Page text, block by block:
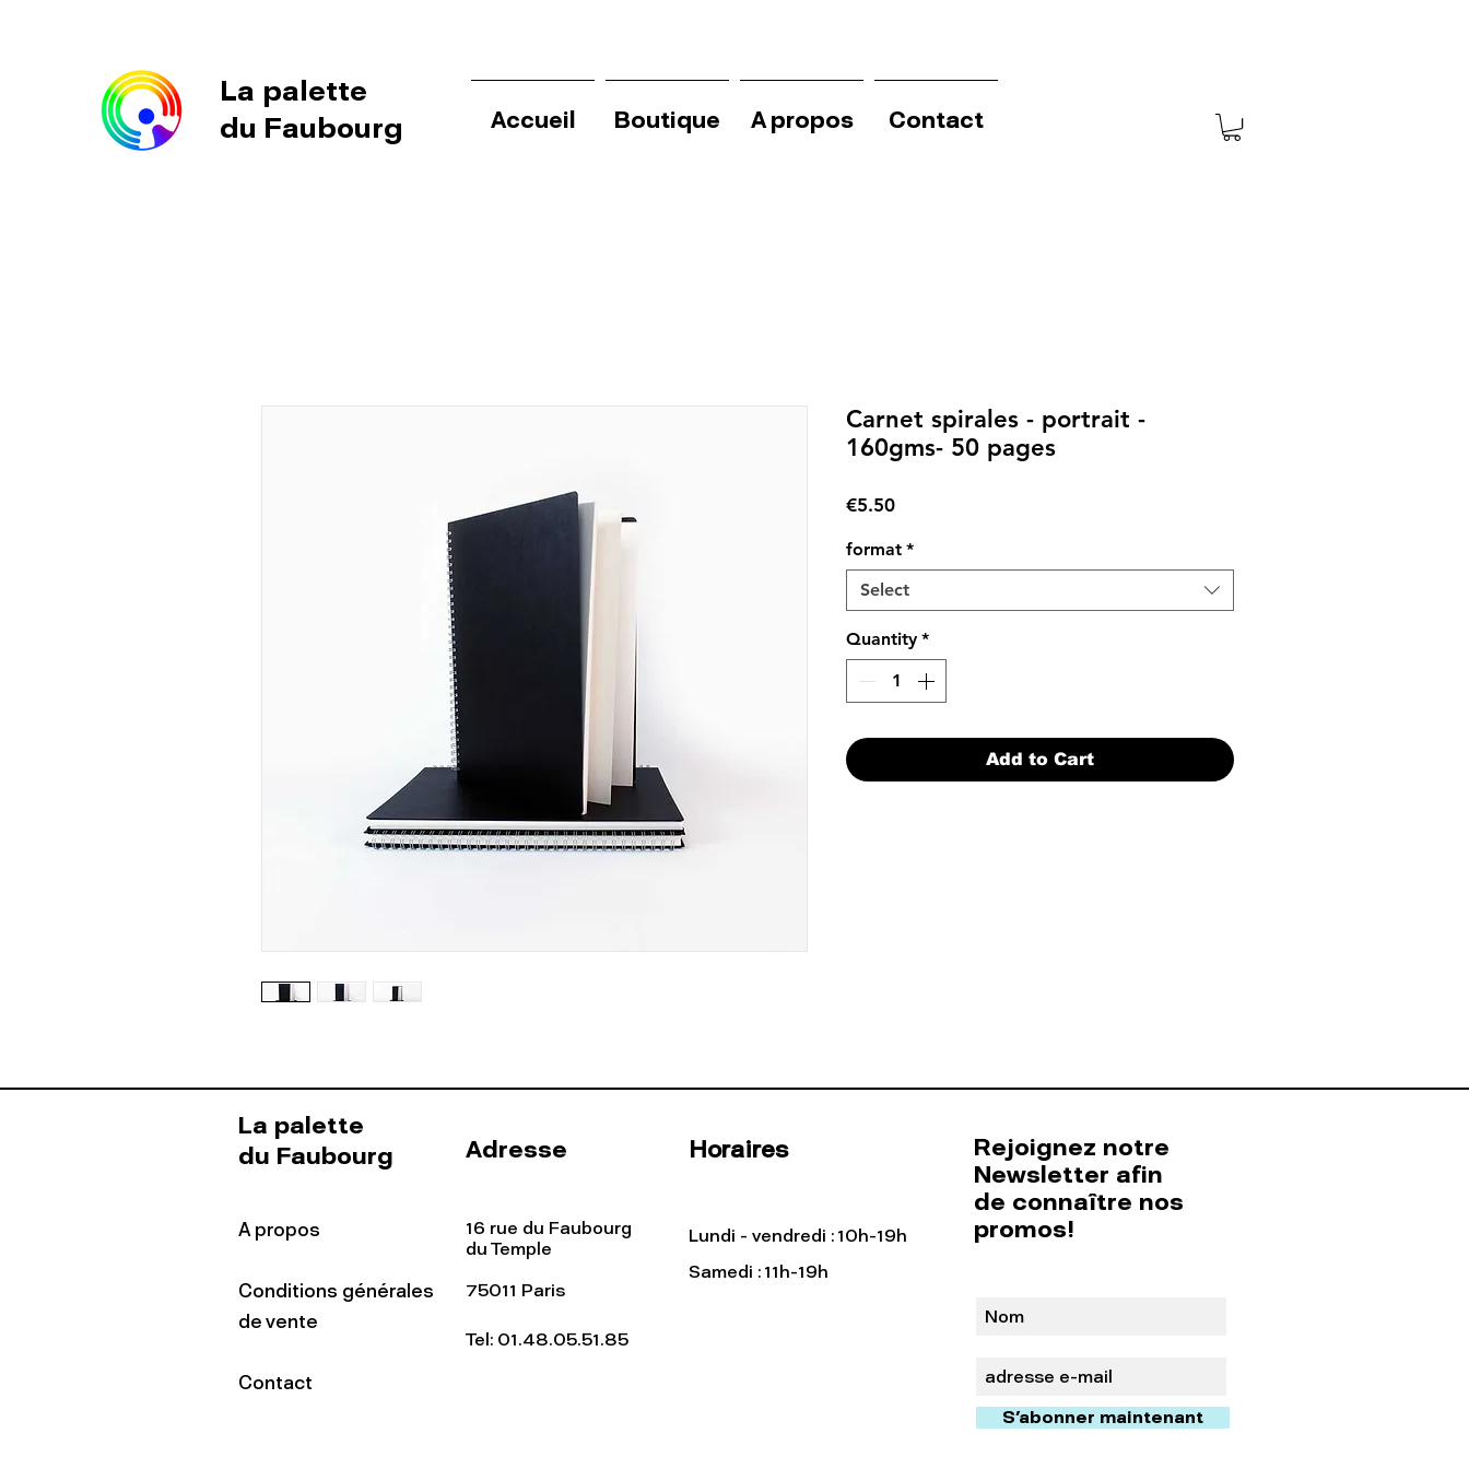
Accueil Boutique A propos Contact
La palette
du Faubourg
Carnet spirales - portrait -
160gms- 50 pages
€5.50Price
format *
Select
Quantity *
Add to Cart
La palette
du Faubourg
Adresse Horaires
A propos
Conditions générales
de vente
Contact
16 rue du Faubourg
du Temple
75011 Paris
Tel: 01.48.05.51.85
Lundi - vendredi : 10h-19h
Samedi : 11h-19h
Rejoignez notre
Newsletter afin
de connaître nos
promos!
S'abonner maintenant